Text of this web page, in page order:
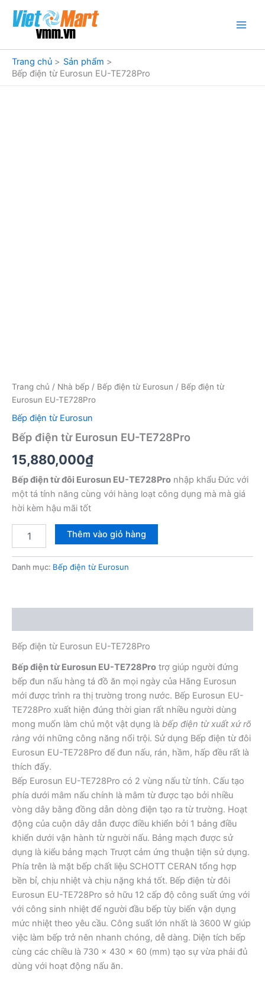
dung
Trang chủ
Sản phẩm
Bếp điện từ Eurosun EU-TE728Pro
Trang chủ / Nhà bếp / Bếp điện từ Eurosun / Bếp điện từ
Eurosun EU-TE728Pro
Bếp điện từ Eurosun
Bếp điện từ Eurosun EU-TE728Pro
15,880,000₫
Bếp điện từ đôi Eurosun EU-TE728Pro nhập khẩu Đức với
một tá tính năng cùng với hàng loạt công dụng mà mà giá
hời kèm hậu mãi tốt
Eurosun
Thêm vào giỏ hàng
Danh mục: Bếp điện từ Eurosun
Bếp điện từ Eurosun EU-TE728Pro
Bếp điện từ Eurosun EU-TE728Pro trợ giúp người đứng
bếp đun nấu hàng tá đồ ăn mọi ngày của Hãng Eurosun
mới được trình ra thị trường trong nước. Bếp Eurosun EU-
TE728Pro xuất hiện đúng thời gian rất nhiều người dùng
mong muốn làm chủ một vật dụng là bếp điện từ xuất xứ rõ
ràng với những công năng nổi trội. Sử dụng Bếp điện từ đôi
Eurosun EU-TE728Pro để đun nấu, rán, hầm, hấp đều rất là
thích đấy.
Bếp Eurosun EU-TE728Pro có 2 vùng nấu từ tính. Cấu tạo
phía dưới mâm nấu chính là mâm từ được tạo bởi nhiều
vòng dây bằng đồng dẫn dòng điện tạo ra từ trường. Hoạt
động của cuộn dây dẫn được điều khiển bởi 1 bảng điều
khiển dưới vận hành từ người nấu. Bảng mạch được sử
dụng là kiểu bảng mạch Trượt cảm ứng thuận tiện sử dụng.
Phía trên là mặt bếp chất liệu SCHOTT CERAN tổng hợp
bền bỉ, chịu nhiệt và chịu nặng khá tốt. Bếp điện từ đôi
Eurosun EU-TE728Pro sở hữu 12 cấp độ công suất ứng với
với công sinh nhiệt để người đầu bếp tùy biến vận dụng
mức nhiệt theo yêu cầu. Công suất lớn nhất là 3600 W giúp
việc làm bếp trở nên nhanh chóng, dễ dàng. Diện tích bếp
cùng các chiều là 730 x 430 x 60 (mm) tạo sự vừa phải đủ
dùng với hoạt động nấu ăn.